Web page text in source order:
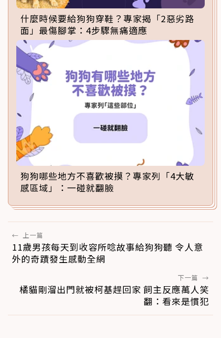
什麼時候要給狗狗穿鞋？專家揭「2惡劣路
面」最傷腳掌：4步驟無痛適應
狗狗哪些地方不喜歡被摸？專家列「4大敏
感區域」：一碰就翻臉
← 上一篇
11歲男孩每天到收容所唸故事給狗狗聽 令人意
外的奇蹟發生感動全網
下一篇 →
橘貓剛溜出門就被柯基趕回家 飼主反應萬人笑
翻：看來是慣犯